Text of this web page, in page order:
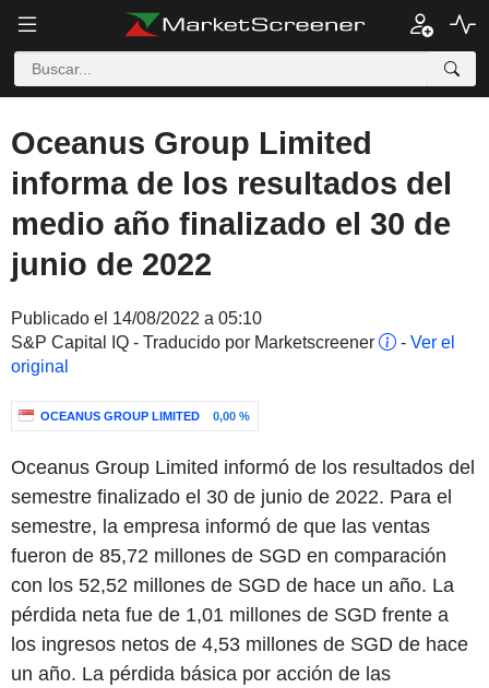
Oceanus Group Limited
informa de los resultados del
medio año finalizado el 30 de
junio de 2022
Publicado el 14/08/2022 a 05:10
S&P Capital IQ - Traducido por Marketscreener
- Ver el
original
OCEANUS GROUP LIMITED 0,00 %
Oceanus Group Limited informó de los resultados del
semestre finalizado el 30 de junio de 2022. Para el
semestre, la empresa informó de que las ventas
fueron de 85,72 millones de SGD en comparación
con los 52,52 millones de SGD de hace un año. La
pérdida neta fue de 1,01 millones de SGD frente a
los ingresos netos de 4,53 millones de SGD de hace
un año. La pérdida básica por acción de las